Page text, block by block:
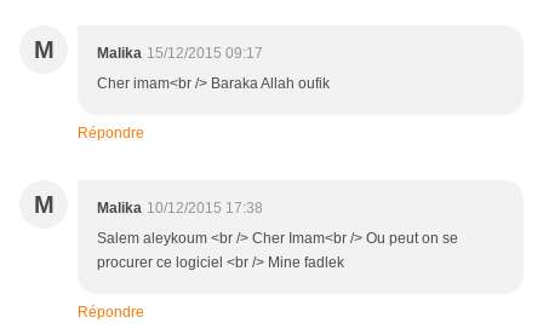
M Malika 15/12/2015 09:17
Cher imam<br /> Baraka Allah oufik
Répondre
M Malika 10/12/2015 17:38
Salem aleykoum <br /> Cher Imam<br /> Ou peut on se
procurer ce logiciel <br /> Mine fadlek
Répondre